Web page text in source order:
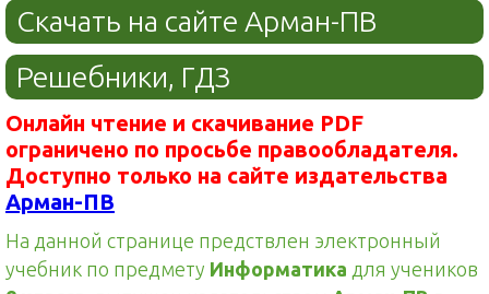
Скачать на сайте Арман-ПВ
Решебники, ГДЗ
Онлайн чтение и скачивание PDF
ограничено по просьбе правообладателя.
Доступно только на сайте издательства
Арман-ПВ
На данной странице предствлен электронный
учебник по предмету Информатика для учеников